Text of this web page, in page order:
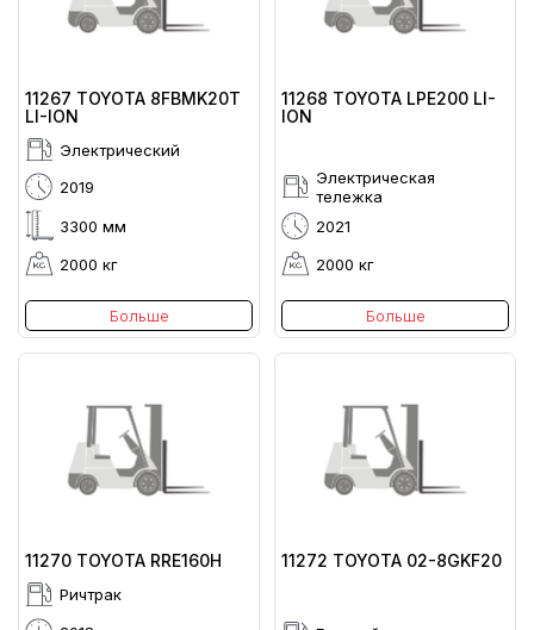
11267 TOYOTA 8FBMK20T
LI-ION
Электрический
2019
3300 мм
2000 кг
Больше
11268 TOYOTA LPE200 LI-
ION
Электрическая
тележка
2021
2000 кг
Больше
11270 TOYOTA RRE160H
Ричтрак
11272 TOYOTA 02-8GKF20